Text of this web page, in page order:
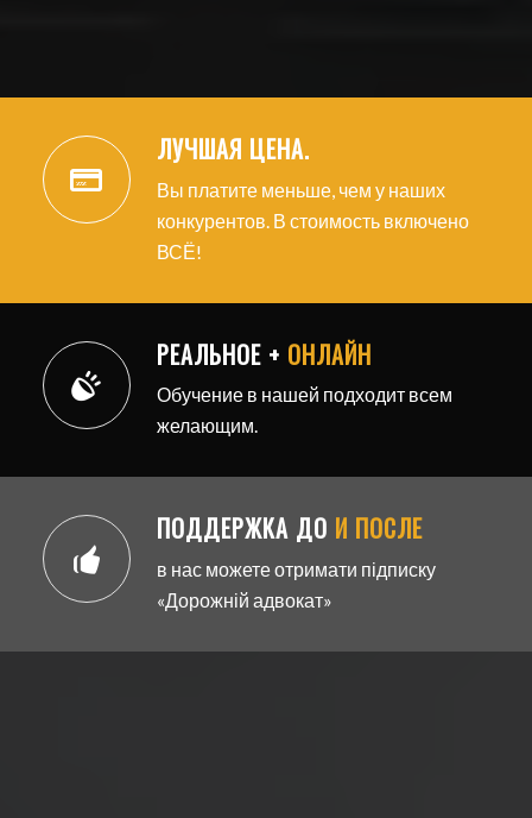
ЛУЧШАЯ ЦЕНА.
Вы платите меньше, чем у наших
конкурентов. В стоимость включено
ВСЁ!
РЕАЛЬНОЕ + ОНЛАЙН
Обучение в нашей подходит всем
желающим.
ПОДДЕРЖКА ДО И ПОСЛЕ
в нас можете отримати підписку
«Дорожній адвокат»